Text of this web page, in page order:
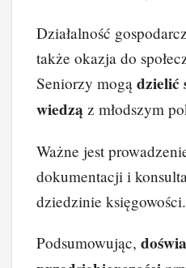
Działalność
także okazja do
Seniorzy mogą dzielić
wiedzą z młodszym
Ważne jest
dokumentacji i
dziedzinie księgowości.
Podsumowując,